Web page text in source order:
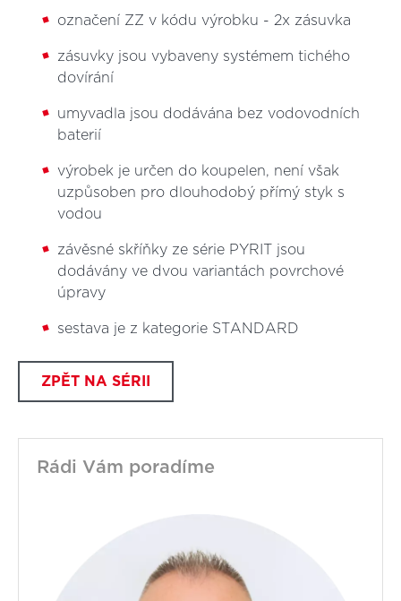
označení ZZ v kódu výrobku - 2x zásuvka
zásuvky jsou vybaveny systémem tichého
dovírání
umyvadla jsou dodávána bez vodovodních
baterií
výrobek je určen do koupelen, není však
uzpůsoben pro dlouhodobý přímý styk s
vodou
závěsné skříňky ze série PYRIT jsou
dodávány ve dvou variantách povrchové
úpravy
sestava je z kategorie STANDARD
ZPĚT NA SÉRII
Rádi Vám poradíme